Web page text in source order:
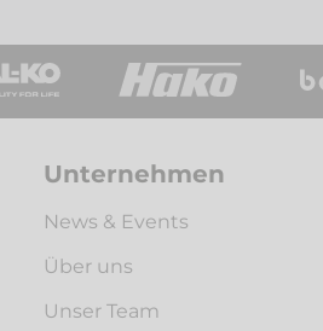
Unternehmen
News & Events
Über uns
Unser Team